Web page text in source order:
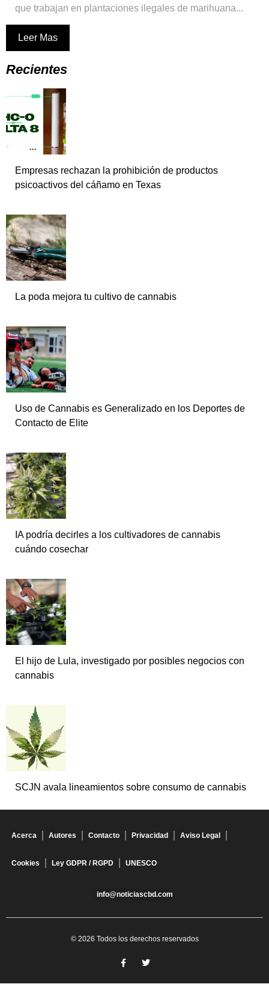
que trabajan en plantaciones ilegales de marihuana...
Leer Mas
Recientes
Empresas rechazan la prohibición de productos
psicoactivos del cáñamo en Texas
La poda mejora tu cultivo de cannabis
Uso de Cannabis es Generalizado en los Deportes de
Contacto de Elite
IA podría decirles a los cultivadores de cannabis
cuándo cosechar
El hijo de Lula, investigado por posibles negocios con
cannabis
SCJN avala lineamientos sobre consumo de cannabis
Acerca Autores Contacto Privacidad Aviso Legal
Cookies Ley GDPR / RGPD UNESCO
info@noticiascbd.com
© 2026 Todos los derechos reservados